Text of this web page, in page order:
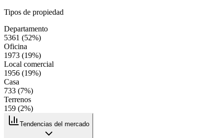
Tipos de propiedad
Departamento
5361 (52%)
Oficina
1973 (19%)
Local comercial
1956 (19%)
Casa
733 (7%)
Terrenos
159 (2%)
Tendencias del mercado